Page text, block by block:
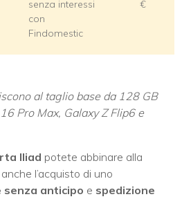
senza interessi
con
Findomestic
€
al taglio base da 128 GB
Pro Max, Galaxy Z Flip6 e
Iliad potete abbinare alla
l’acquisto di uno
anticipo e spedizione